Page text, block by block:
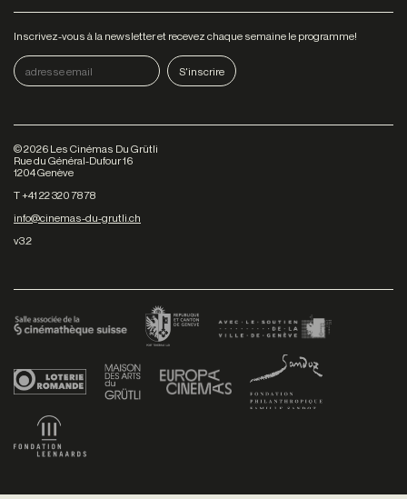
Inscrivez-vous à la newsletter et recevez chaque semaine le programme!
©2026 Les Cinémas Du Grütli
Rue du Général-Dufour 16
1204 Genève
T +41 22 320 78 78
info@cinemas-du-grutli.ch
v3.2